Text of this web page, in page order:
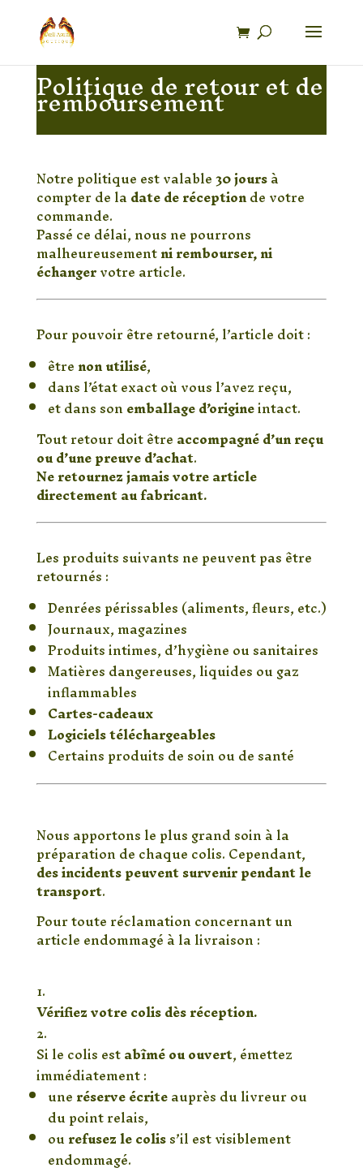
produits
Politique de retour et de
remboursement
Notre politique est valable30 joursà
compter de ladate de réceptionde votre
commande.
Passé ce délai, nous ne pourrons
malheureusementni rembourser, ni
échangervotre article.
📦 Conditions de retour
Pour pouvoir être retourné, l’article doit :
êtrenon utilisé,
dans l’état exact où vous l’avez reçu,
et dans sonemballage d’origineintact.
Tout retour doit êtreaccompagné d’un reçu
ou d’une preuve d’achat.
Ne retournez jamais votre article
directement au fabricant.
❌ Articles non retournables
Les produits suivants ne peuvent pas être
retournés :
Denrées périssables (aliments, fleurs, etc.)
Journaux, magazines
Produits intimes, d’hygiène ou sanitaires
Matières dangereuses, liquides ou gaz
inflammables
Cartes-cadeaux
Logiciels téléchargeables
Certains produits de soin ou de santé
🚚 Articles endommagés
Nous apportons le plus grand soin à la
préparation de chaque colis. Cependant,
des incidents peuvent survenir pendant le
transport.
Pour toute réclamation concernant un
article endommagé à la livraison :
Vérifiez votre colis dès réception.
Si le colis estabîmé ou ouvert, émettez
immédiatement :
uneréserve écriteauprès du livreur ou
du point relais,
ourefusez le coliss’il est visiblement
endommagé.